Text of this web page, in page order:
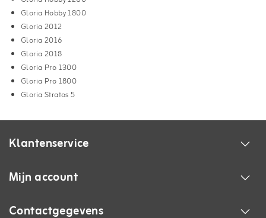
Gloria Hobby 1800
Gloria 2012
Gloria 2016
Gloria 2018
Gloria Pro 1300
Gloria Pro 1800
Gloria Stratos 5
Klantenservice
Mijn account
Contactgegevens